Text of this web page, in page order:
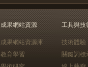
成果網站資源
成果網站資源庫
教育學習
工具與技
技術體驗
關鍵詞標